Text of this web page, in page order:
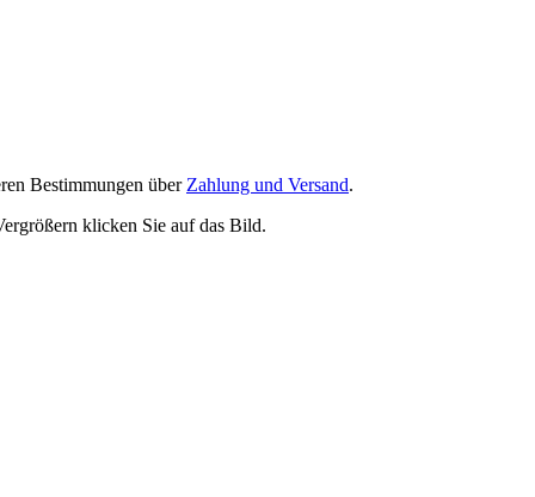
Bestimmungen über Zahlung und Versand.
klicken Sie auf das Bild.